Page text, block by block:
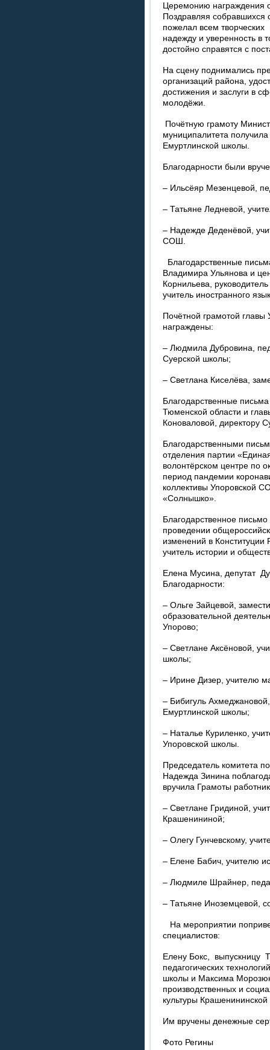
Церемонию награждения
Поздравляя собравшихся
пожелал всем
надежду и уверенность в
достойно справятся с
На сцену поднимались
организаций района,
достижения и заслуги в
молодёжи.
Почётную грамоту
муниципалитета
Емуртлинской школы.
Благодарности были
– Ильсёяр Мезенцевой,
– Татьяне Ледневой,
– Надежде Деденёвой,
СОШ.
Благодарственные
Владимира Ульянова и
Корнильева,
учитель иностранного
Почётной грамотой главы
награждены:
– Людмила Дубровина,
Суерской школы;
– Светлана Киселёва,
Благодарственные
Тюменской области и
Коноваловой, директору
Благодарственными
отделения партии
волонтёрском центре по
период пандемии
коллективы Упоровской
«Солнышко».
Благодарственное письмо
проведении
изменений в
учитель истории и
Елена Мусина, депутат
Благодарности:
– Ольге Зайцевой,
образовательной
Упорово;
– Светлане Аксёновой,
школы;
– Ирине Дизер, учителю
– Бибигуль
Емуртлинской школы;
– Наталье Куриленко,
Упоровской школы.
Председатель комитета
Надежда Зинина
вручила Грамоты
– Светлане Гридиной,
Крашенининой;
– Олегу Гунчевскому,
– Елене Бабич, учителю
– Людмиле Шрайнер,
– Татьяне Иноземцевой,
На мероприятии
специалистов:
Елену Бокс, выпускницу
педагогических
школы и Максима
производственных и
культуры
Им вручены денежные
Фото Регины